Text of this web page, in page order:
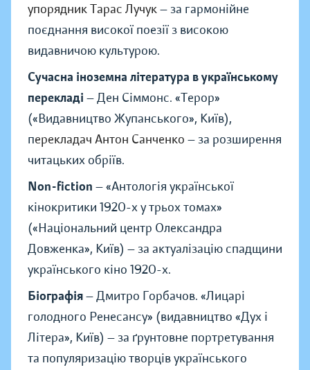
упорядник Тарас Лучук— за гармонійне
поєднання високої поезії з високою
видавничою культурою.
Сучасна іноземна література в українському
перекладі — Ден Сіммонс. «Терор»
(«Видавництво Жупанського», Київ),
перекладач Антон Санченко — за розширення
читацьких обріїв.
Non-fiction —«Антологія української
кінокритики 1920-х у трьох томах»
(«Національний центр Олександра
Довженка», Київ) — за актуалізацію спадщини
українського кіно 1920-х.
Біографія— Дмитро Горбачов. «Лицарі
голодного Ренесансу» (видавництво «Дух і
Літера», Київ) — за ґрунтовне портретування
та популяризацію творців українського